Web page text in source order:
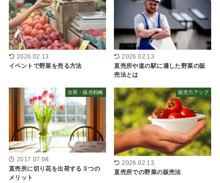
2026.02.13
イベントで野菜を売る方法
2026.02.13
直売所や道の駅に適した野菜の販
売法とは
出荷・販売戦略
2017.07.08
直売所に切り花を出荷する３つの
メリット
販売力アップ
2026.02.13
直売所での野菜の販売法